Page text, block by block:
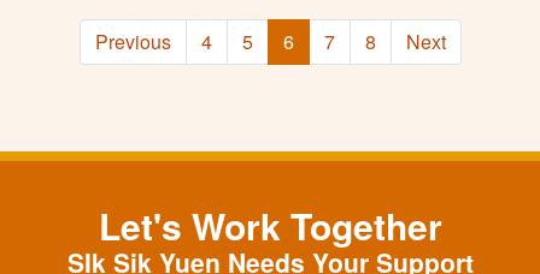
Previous 4 5 6 7 8 Next
Let's Work Together
SIk Sik Yuen Needs Your Support